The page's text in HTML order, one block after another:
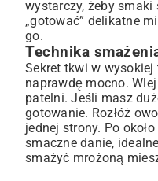
wystarczy, żeby smaki
„gotować” delikatne
go.
Technika
Sekret tkwi w
naprawdę mocno.
patelni. Jeśli masz
gotowanie. Rozłóż
jednej strony. Po
smaczne danie,
smażyć mrożoną